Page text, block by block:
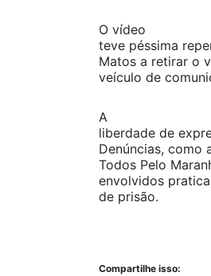
O vídeo
teve péssima
Matos a retirar o
veículo de
A
liberdade de
Denúncias, como
Todos Pelo
envolvidos
de prisão.
Compartilhe isso: